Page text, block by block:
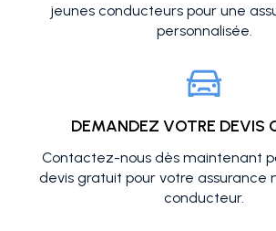
jeunes conducteurs pour une
personnalisée.
DEMANDEZ VOTRE DEVIS
Contactez-nous dès maintenant
devis gratuit pour votre assurance
conducteur.